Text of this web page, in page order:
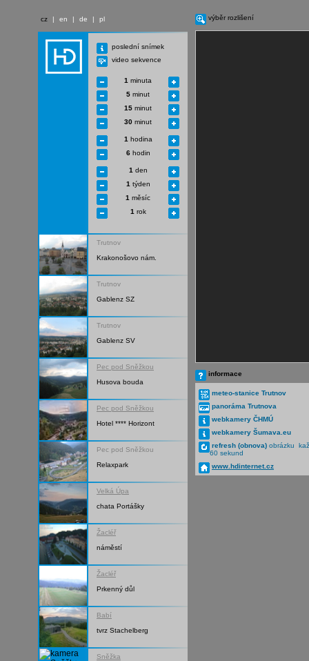
cz | en | de | pl
poslední snímek
video sekvence
1 minuta
5 minut
15 minut
30 minut
1 hodina
6hodin
1 den
1 týden
1 měsíc
1 rok
Trutnov
Krakonošovo nám.
Trutnov
Gablenz SZ
Trutnov
Gablenz SV
Pec pod Sněžkou
Husova bouda
Pec pod Sněžkou
Hotel **** Horizont
Pec pod Sněžkou
Relaxpark
Velká Úpa
chata Portášky
Žacléř
náměstí
Žacléř
Prkenný důl
Babí
tvrz Stachelberg
Sněžka
výběr rozlišení
informace
meteo-stanice Trutnov
panoráma Trutnova
webkamery ČHMÚ
webkamery Šumava.eu
refresh (obnova) obrázku
60 sekund
www.hdinternet.cz